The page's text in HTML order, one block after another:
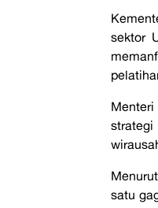
sektor
strategi
satu